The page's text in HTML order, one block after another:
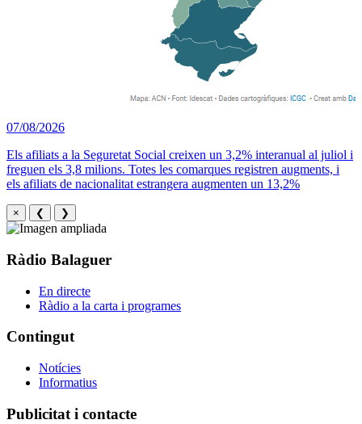
07/08/2026
Els afiliats a la Seguretat Social creixen un 3,2% interanual al juliol i
freguen els 3,8 milions. Totes les comarques registren augments, i
els afiliats de nacionalitat estrangera augmenten un 13,2%
× ❮ ❯
Ràdio Balaguer
En directe
Ràdio a la carta i programes
Contingut
Notícies
Informatius
Publicitat i contacte